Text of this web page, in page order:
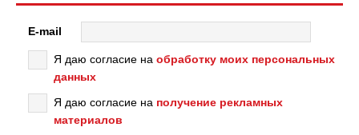
E-mail
Я даю согласие на обработку моих персональных
данных
Я даю согласие на получение рекламных
материалов